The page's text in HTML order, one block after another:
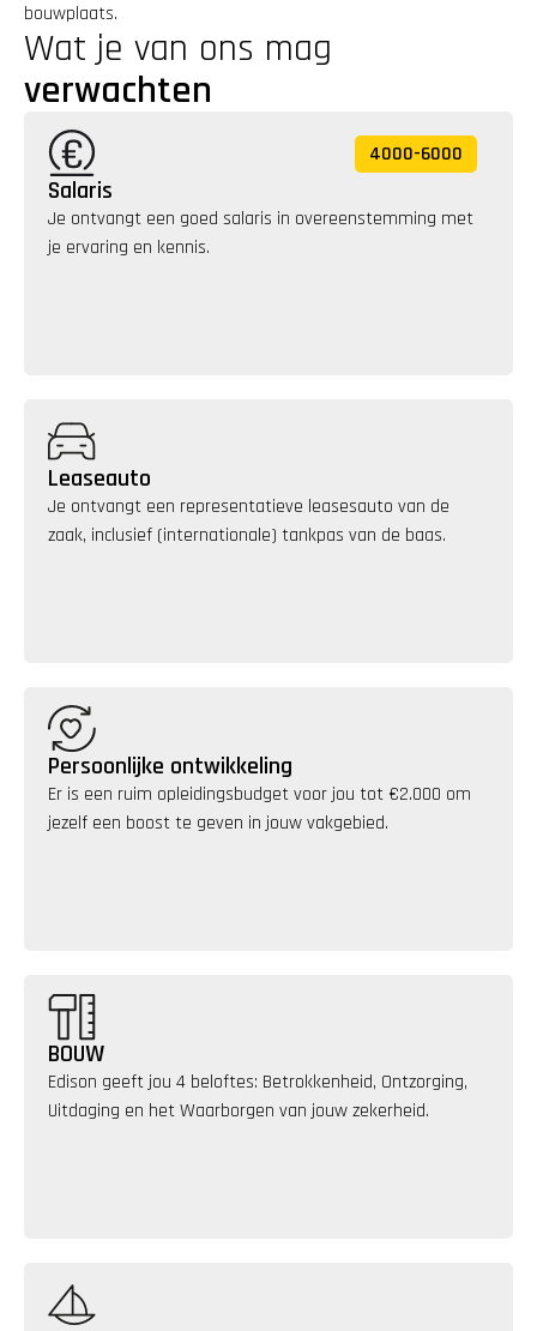
bouwplaats.
verwachten
4000-6000
Salaris
Je ontvangt een goed salaris in overeenstemming met
je ervaring en kennis.
Leaseauto
Je ontvangt een representatieve leasesauto van de
zaak, inclusief (internationale) tankpas van de baas.
Persoonlijke ontwikkeling
Er is een ruim opleidingsbudget voor jou tot €2.000 om
jezelf een boost te geven in jouw vakgebied.
BOUW
Edison geeft jou 4 beloftes: Betrokkenheid, Ontzorging,
Uitdaging en het Waarborgen van jouw zekerheid.